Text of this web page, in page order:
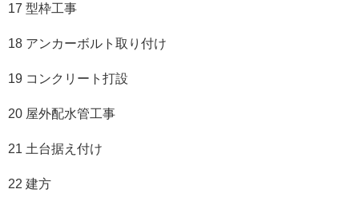
17 型枠工事
18 アンカーボルト取り付け
19 コンクリート打設
20 屋外配水管工事
21 土台据え付け
22 建方